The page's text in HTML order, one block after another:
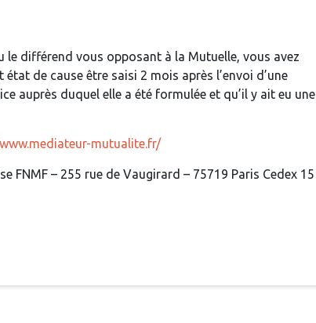
le différend vous opposant à la Mutuelle, vous avez
de cause être saisi 2 mois après l’envoi d’une
auprès duquel elle a été formulée et qu’il y ait eu une
mutualite.fr/
FNMF – 255 rue de Vaugirard – 75719 Paris Cedex 15